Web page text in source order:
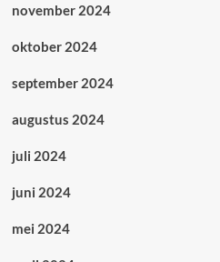
november 2024
oktober 2024
september 2024
augustus 2024
juli 2024
juni 2024
mei 2024